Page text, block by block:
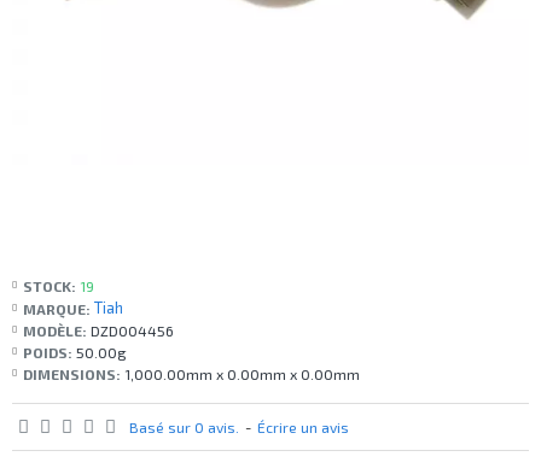
STOCK: 19
MARQUE: Tiah
MODÈLE: DZD004456
POIDS: 50.00g
DIMENSIONS: 1,000.00mm x 0.00mm x 0.00mm
Basé sur 0 avis. - Écrire un avis